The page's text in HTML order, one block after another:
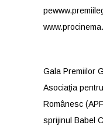
pe
Gala Premiilor
Asociaţia
Românesc
sprijinul Babel